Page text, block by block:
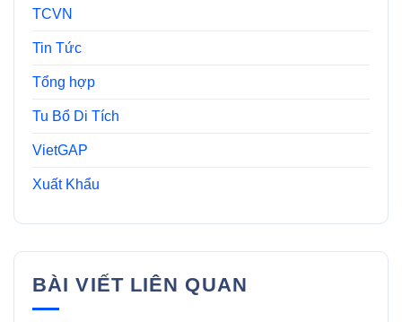
TCVN
Tin Tức
Tổng hợp
Tu Bổ Di Tích
VietGAP
Xuất Khẩu
BÀI VIẾT LIÊN QUAN